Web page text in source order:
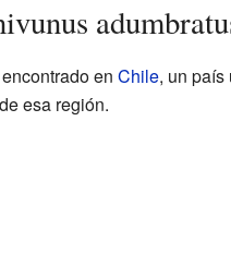
en Chile, un país
esa región.